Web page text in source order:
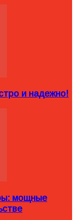
и надежно!
мощные